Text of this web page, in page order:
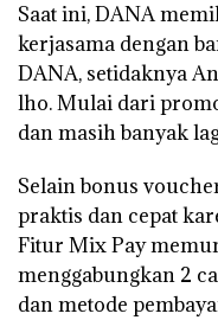
Saat ini, DANA
kerjasama dengan
DANA, setidaknya
lho. Mulai dari
dan masih banyak
Selain bonus
praktis dan cepat
Fitur Mix Pay
menggabungkan 2
dan metode